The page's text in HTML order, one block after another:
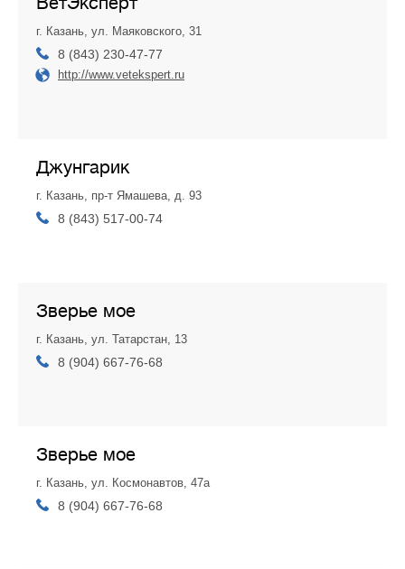
г. Казань, ул. Маяковского, 31
8 (843) 230-47-77
http://www.vetekspert.ru
Джунгарик
г. Казань, пр-т Ямашева, д. 93
8 (843) 517‑00-74
Зверье мое
г. Казань, ул. Татарстан, 13
8 (904) 667-76-68
Зверье мое
г. Казань, ул. Космонавтов, 47а
8 (904) 667-76-68